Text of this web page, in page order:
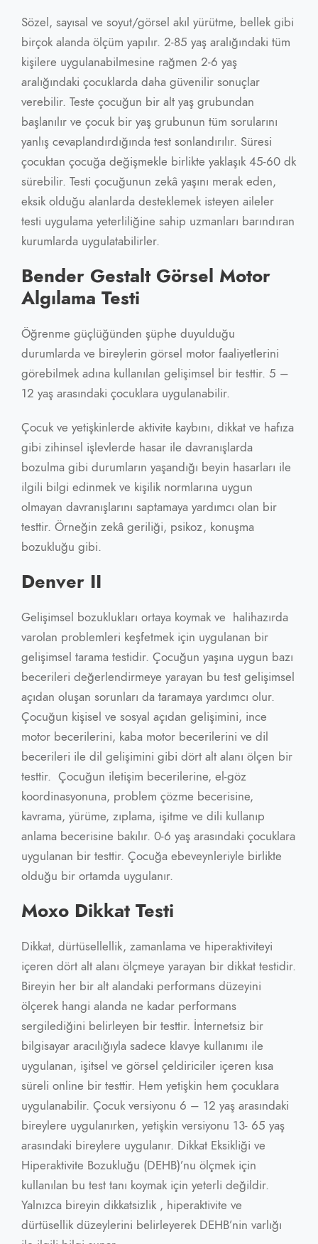
Sözel, sayısal ve soyut/görsel akıl yürütme, bellek gibi
birçok alanda ölçüm yapılır. 2-85 yaş aralığındaki tüm
kişilere uygulanabilmesine rağmen 2-6 yaş
aralığındaki çocuklarda daha güvenilir sonuçlar
verebilir. Teste çocuğun bir alt yaş grubundan
başlanılır ve çocuk bir yaş grubunun tüm sorularını
yanlış cevaplandırdığında test sonlandırılır. Süresi
çocuktan çocuğa değişmekle birlikte yaklaşık 45-60 dk
sürebilir. Testi çocuğunun zekâ yaşını merak eden,
eksik olduğu alanlarda desteklemek isteyen aileler
testi uygulama yeterliliğine sahip uzmanları barındıran
kurumlarda uygulatabilirler.
Bender Gestalt Görsel Motor
Algılama Testi
Öğrenme güçlüğünden şüphe duyulduğu
durumlarda ve bireylerin görsel motor faaliyetlerini
görebilmek adına kullanılan gelişimsel bir testtir. 5 –
12 yaş arasındaki çocuklara uygulanabilir.
Çocuk ve yetişkinlerde aktivite kaybını, dikkat ve hafıza
gibi zihinsel işlevlerde hasar ile davranışlarda
bozulma gibi durumların yaşandığı beyin hasarları ile
ilgili bilgi edinmek ve kişilik normlarına uygun
olmayan davranışlarını saptamaya yardımcı olan bir
testtir. Örneğin zekâ geriliği, psikoz, konuşma
bozukluğu gibi.
Denver II
Gelişimsel bozuklukları ortaya koymak ve halihazırda
varolan problemleri keşfetmek için uygulanan bir
gelişimsel tarama testidir. Çocuğun yaşına uygun bazı
becerileri değerlendirmeye yarayan bu test gelişimsel
açıdan oluşan sorunları da taramaya yardımcı olur.
Çocuğun kişisel ve sosyal açıdan gelişimini, ince
motor becerilerini, kaba motor becerilerini ve dil
becerileri ile dil gelişimini gibi dört alt alanı ölçen bir
testtir. Çocuğun iletişim becerilerine, el-göz
koordinasyonuna, problem çözme becerisine,
kavrama, yürüme, zıplama, işitme ve dili kullanıp
anlama becerisine bakılır. 0-6 yaş arasındaki çocuklara
uygulanan bir testtir. Çocuğa ebeveynleriyle birlikte
olduğu bir ortamda uygulanır.
Moxo Dikkat Testi
Dikkat, dürtüsellellik, zamanlama ve hiperaktiviteyi
içeren dört alt alanı ölçmeye yarayan bir dikkat testidir.
Bireyin her bir alt alandaki performans düzeyini
ölçerek hangi alanda ne kadar performans
sergilediğini belirleyen bir testtir. İnternetsiz bir
bilgisayar aracılığıyla sadece klavye kullanımı ile
uygulanan, işitsel ve görsel çeldiriciler içeren kısa
süreli online bir testtir. Hem yetişkin hem çocuklara
uygulanabilir. Çocuk versiyonu 6 – 12 yaş arasındaki
bireylere uygulanırken, yetişkin versiyonu 13- 65 yaş
arasındaki bireylere uygulanır. Dikkat Eksikliği ve
Hiperaktivite Bozukluğu (DEHB)’nu ölçmek için
kullanılan bu test tanı koymak için yeterli değildir.
Yalnızca bireyin dikkatsizlik , hiperaktivite ve
dürtüsellik düzeylerini belirleyerek DEHB’nin varlığı